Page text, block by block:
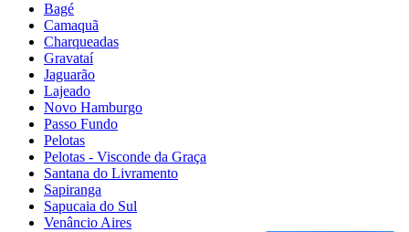
Bagé
Camaquã
Charqueadas
Gravataí
Jaguarão
Lajeado
Novo Hamburgo
Passo Fundo
Pelotas
Pelotas - Visconde da Graça
Santana do Livramento
Sapiranga
Sapucaia do Sul
Venâncio Aires